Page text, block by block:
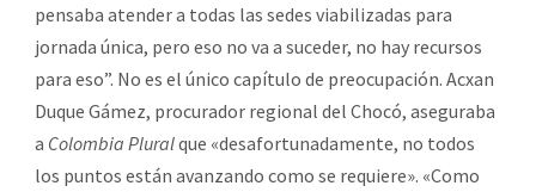
pensaba atender a todas las sedes viabilizadas para
jornada única, pero eso no va a suceder, no hay recursos
para eso”. No es el único capítulo de preocupación. Acxan
Duque Gámez, procurador regional del Chocó, aseguraba
a Colombia Pluralque «desafortunadamente, no todos
los puntos están avanzando como se requiere». «Como